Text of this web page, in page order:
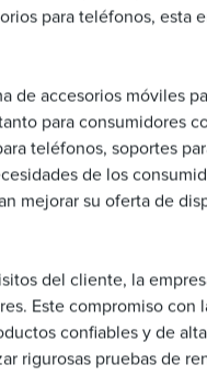
para teléfonos, esta
de accesorios móviles
para consumidores
teléfonos, soportes
de los
mejorar su oferta de
del cliente, la
Este compromiso con
confiables y de
rigurosas pruebas de